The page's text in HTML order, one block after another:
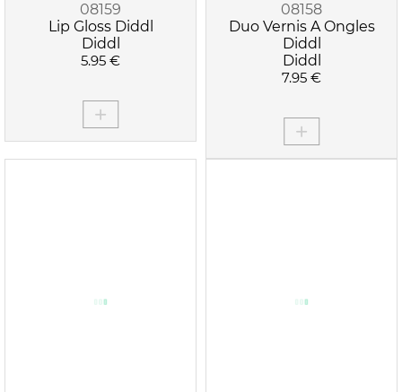
08159
Lip Gloss Diddl
Diddl
5.95 €
08158
Duo Vernis A Ongles
Diddl
Diddl
7.95 €